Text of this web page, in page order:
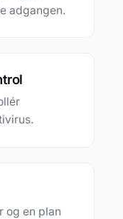
adgangen.
og en plan